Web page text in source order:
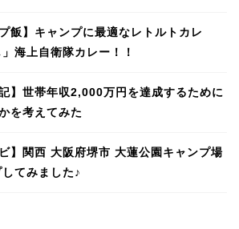
飯】キャンプに最適なレトルトカレ
海上自衛隊カレー！！
】世帯年収2,000万円を達成するために
を考えてみた
】関西 大阪府堺市 大蓮公園キャンプ場
てみました♪